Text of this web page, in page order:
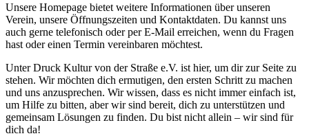
Unsere Homepage bietet weitere Informationen über unseren
Verein, unsere Öffnungszeiten und Kontaktdaten. Du kannst uns
auch gerne telefonisch oder per E-Mail erreichen, wenn du Fragen
hast oder einen Termin vereinbaren möchtest.
Unter Druck Kultur von der Straße e.V. ist hier, um dir zur Seite zu
stehen. Wir möchten dich ermutigen, den ersten Schritt zu machen
und uns anzusprechen. Wir wissen, dass es nicht immer einfach ist,
um Hilfe zu bitten, aber wir sind bereit, dich zu unterstützen und
gemeinsam Lösungen zu finden. Du bist nicht allein – wir sind für
dich da!